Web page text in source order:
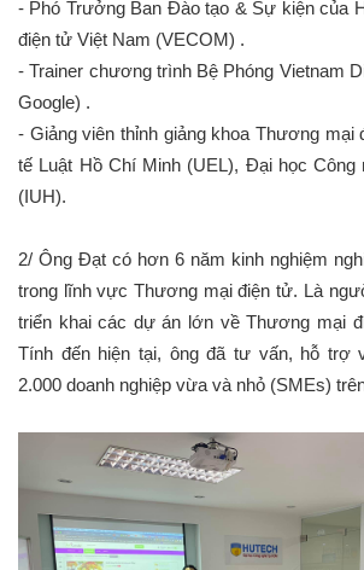
- Phó Trưởng Ban Đào tạo & Sự kiện của
điện tử Việt Nam (VECOM) .
- Trainer chương trình Bệ Phóng Vietnam
Google) .
- Giảng viên thỉnh giảng khoa Thương mại
tế Luật Hồ Chí Minh (UEL), Đại học Công
(IUH).
2/ Ông Đạt có hơn 6 năm kinh nghiệm
trong lĩnh vực Thương mại điện tử. Là
triển khai các dự án lớn về Thương mại
Tính đến hiện tại, ông đã tư vấn, hỗ trợ
2.000 doanh nghiệp vừa và nhỏ (SMEs)